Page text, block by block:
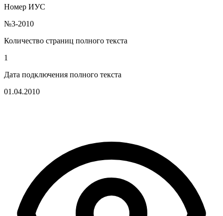
Номер ИУС
№3-2010
Количество страниц полного текста
1
Дата подключения полного текста
01.04.2010